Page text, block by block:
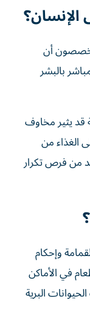
أن
بالبشر
قد يثير مخاوف
الغذاء من
من فرص تكرار
وإحكام
في الأماكن
البرية